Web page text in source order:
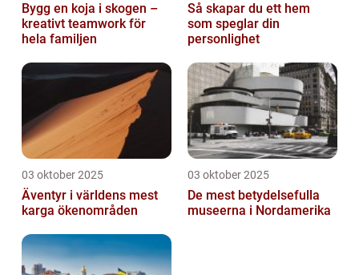
Bygg en koja i skogen –
kreativt teamwork för
hela familjen
Så skapar du ett hem
som speglar din
personlighet
03 oktober 2025
Äventyr i världens mest
karga ökenområden
03 oktober 2025
De mest betydelsefulla
museerna i Nordamerika